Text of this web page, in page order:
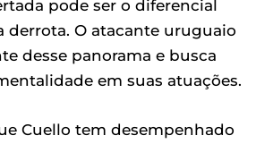
pode ser o diferencial
derrota. O atacante uruguaio
desse panorama e busca
em suas atuações.
Cuello tem desempenhado